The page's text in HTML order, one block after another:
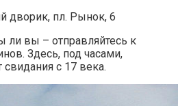
дворик, пл. Рынок, 6
ли вы – отправляйтесь к
Здесь, под часами,
с 17 века.